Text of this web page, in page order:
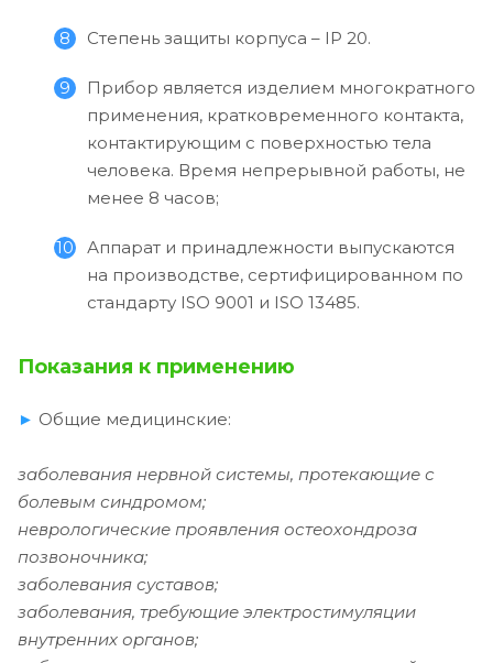
Степень защиты корпуса – IP 20.
Прибор является изделием многократного
применения, кратковременного контакта,
контактирующим с поверхностью тела
человека. Время непрерывной работы, не
менее 8 часов;
Аппарат и принадлежности выпускаются
на производстве, сертифицированном по
стандарту ISO 9001 и ISO 13485.
Показания к применению
► Общие медицинские:
заболевания нервной системы, протекающие с
болевым синдромом;
неврологические проявления остеохондроза
позвоночника;
заболевания суставов;
заболевания, требующие электростимуляции
внутренних органов;